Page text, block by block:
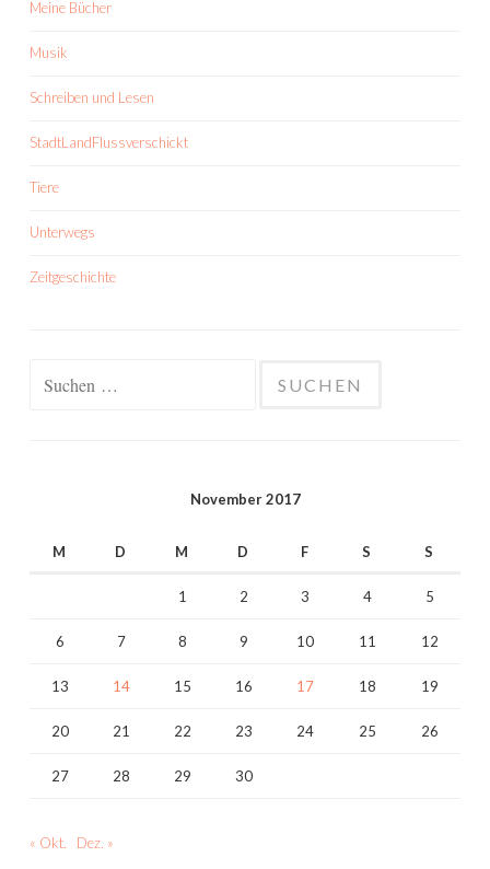
Meine Bücher
Musik
Schreiben und Lesen
StadtLandFlussverschickt
Tiere
Unterwegs
Zeitgeschichte
November 2017
M D M D F S S
1 2 3 4 5
6 7 8 9 10 11 12
13 14 15 16 17 18 19
20 21 22 23 24 25 26
27 28 29 30
« Okt. Dez. »